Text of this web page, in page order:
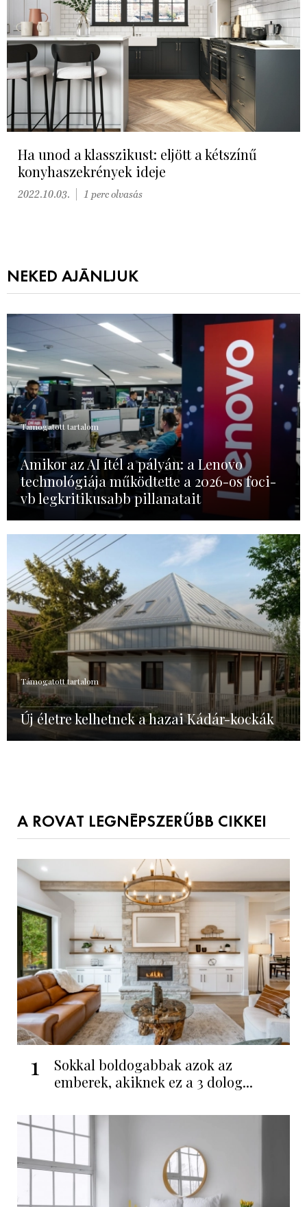
Ha unod a klasszikust: eljött a kétszínű
konyhaszekrények ideje
2022.10.03. 1 perc olvasás
NEKED AJÁNLJUK
Támogatott tartalom
Amikor az AI ítél a pályán: a Lenovo
technológiája működtette a 2026-os foci-
vb legkritikusabb pillanatait
Támogatott tartalom
Új életre kelhetnek a hazai Kádár-kockák
A ROVAT LEGNÉPSZERŰBB CIKKEI
1
Sokkal boldogabbak azok az
emberek, akiknek ez a 3 dolog...